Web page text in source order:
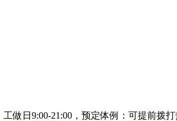
工做日9:00-21:00，预定体例：可提前拨